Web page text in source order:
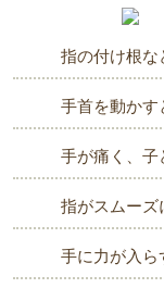
指の付け根な
手首を動かす
手が痛く、子
指がスムーズ
手に力が入ら